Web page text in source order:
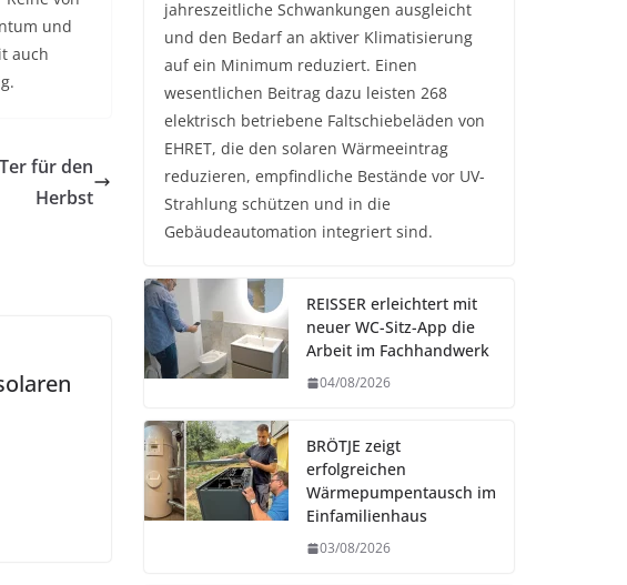
und
auch
für den
Herbst
jahreszeitliche Schwankungen ausgleicht
und den Bedarf an aktiver Klimatisierung
auf ein Minimum reduziert. Einen
wesentlichen Beitrag dazu leisten 268
elektrisch betriebene Faltschiebeläden von
EHRET, die den solaren Wärmeeintrag
reduzieren, empfindliche Bestände vor UV-
Strahlung schützen und in die
Gebäudeautomation integriert sind.
REISSER erleichtert mit
neuer WC-Sitz-App die
Arbeit im Fachhandwerk
04/08/2026
BRÖTJE zeigt
erfolgreichen
Wärmepumpentausch im
Einfamilienhaus
03/08/2026